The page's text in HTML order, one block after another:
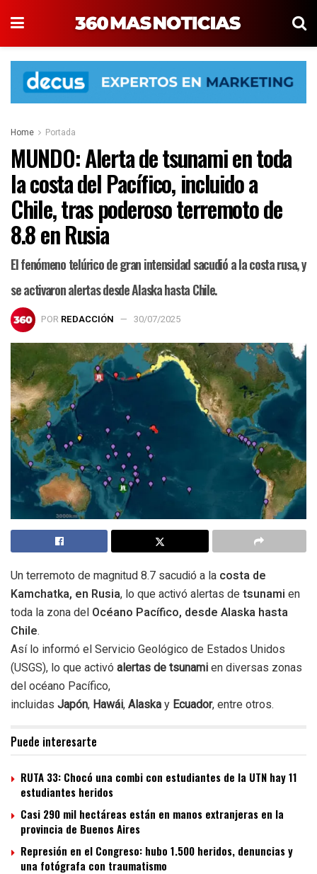
Home Portada
MUNDO: Alerta de tsunami en toda
la costa del Pacífico, incluido a
Chile, tras poderoso terremoto de
8.8 en Rusia
El fenómeno telúrico de gran intensidad sacudió a la costa rusa, y
se activaron alertas desde Alaska hasta Chile.
POR REDACCIÓN 30/07/2025
Un terremoto de magnitud 8.7 sacudió a la costa de
Kamchatka, en Rusia, lo que activó alertas detsunami en
toda la zona del Océano Pacífico, desde Alaska hasta
Chile.
Así lo informó el Servicio Geológico de Estados Unidos
(USGS), lo que activó alertas de tsunami en diversas zonas
del océano Pacífico,
incluidas Japón, Hawái, Alaska y Ecuador, entre otros.
Puede interesarte
RUTA 33: Chocó una combi con estudiantes de la UTN hay 11
estudiantes heridos
Casi 290 mil hectáreas están en manos extranjeras en la
provincia de Buenos Aires
Represión en el Congreso: hubo 1.500 heridos, denuncias y
una fotógrafa con traumatismo